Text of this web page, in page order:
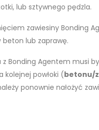
lub sztywnego pędzla.
zawiesiny Bonding
beton lub zaprawę.
z Bonding Agentem musi
kolejnej powłoki (betonu/
ponownie nałożyć